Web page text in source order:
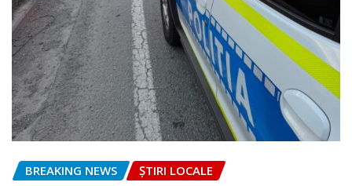
BREAKING NEWS ȘTIRI LOCALE